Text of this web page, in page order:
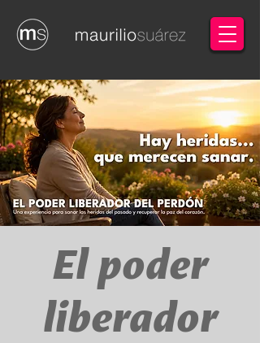
El poder
liberador